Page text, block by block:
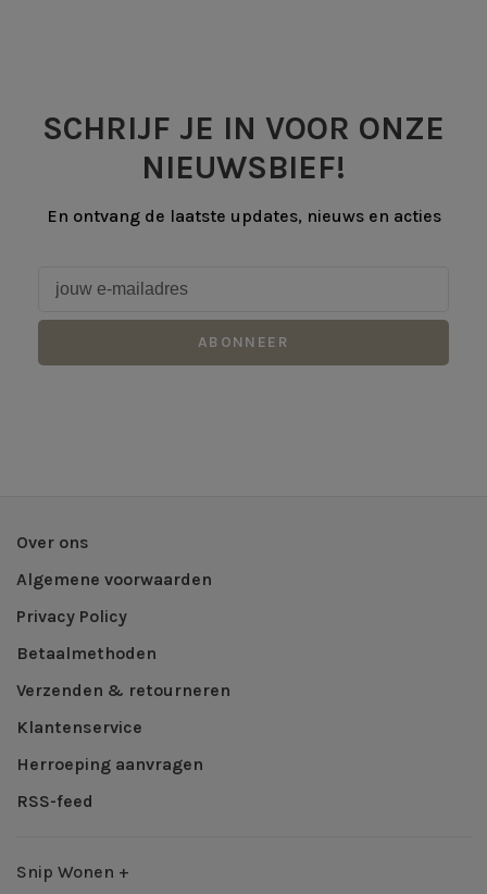
SCHRIJF JE IN VOOR ONZE
NIEUWSBIEF!
En ontvang de laatste updates, nieuws en acties
ABONNEER
Over ons
Algemene voorwaarden
Privacy Policy
Betaalmethoden
Verzenden & retourneren
Klantenservice
Herroeping aanvragen
RSS-feed
Snip Wonen +